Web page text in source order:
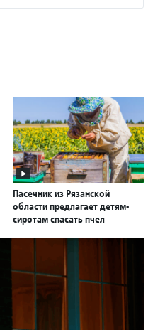
Пасечник из Рязанской
области предлагает детям-
сиротам спасать пчел